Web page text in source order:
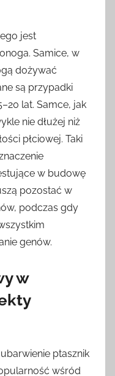
jest
Samice, w
dożywać
są przypadki
lat. Samce, jak
nie dłużej niż
płciowej. Taki
w budowę
pozostać w
podczas gdy
genów.
w
ptasznik
wśród